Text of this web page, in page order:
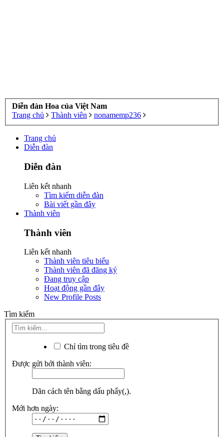
Diễn đàn Hoa của Việt Nam
Trang chủ
Thành viên nonamemp236
Trang chủ
Diễn đàn
Diễn đàn
Liên kết nhanh
Tìm kiếm diễn đàn
Bài viết gần đây
Thành viên
Thành viên
Liên kết nhanh
Thành viên tiêu biểu
Thành viên đã đăng ký
Đang truy cập
Hoạt động gần đây
New Profile Posts
Tìm kiếm
Chỉ tìm trong tiêu đề
Được gửi bởi thành viên:
Dãn cách tên bằng dấu phẩy(,).
Mới hơn ngày: